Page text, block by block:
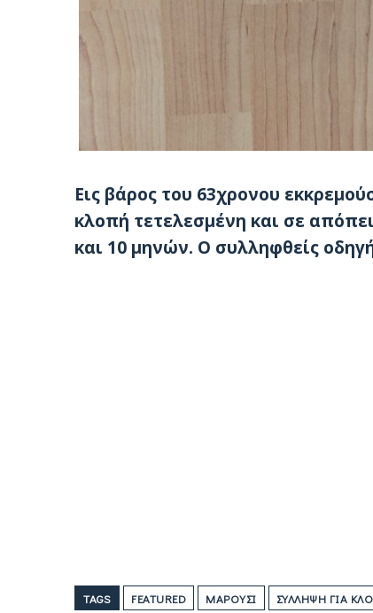
Εις βάρος του 63χρονου
κλοπή τετελεσμένη και σε
και 10 μηνών. Ο συλληφθείς
TAGS FEATURED ΜΑΡΟΎΣΙ ΣΎΛΛΗΨΗ ΓΙΑ